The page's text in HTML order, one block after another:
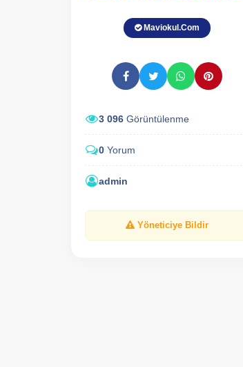
Maviokul.Com
3 096 Görüntülenme
0 Yorum
admin
Yöneticiye Bildir